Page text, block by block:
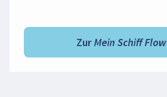
Zur Mein Schiff Flow